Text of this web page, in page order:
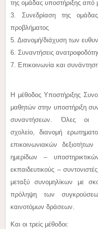
της ομάδας υποστήριξης από
3. Συνεδρίαση της
προβλήματος
5. Διανομή/διάχυση των
6. Συναντήσεις
7. Επικοινωνία και
Η μέθοδος Υποστήριξης
μαθητών στην υποστήριξη
συναντήσεων. Όλες οι
σχολείο, διανομή
επικοινωνιακών
ημερίδων –
εκπαιδευτικούς –
μεταξύ συνομηλίκων με
πρόληψη των
καινοτόμων δράσεων.
Και οι τρείς μέθοδοι: